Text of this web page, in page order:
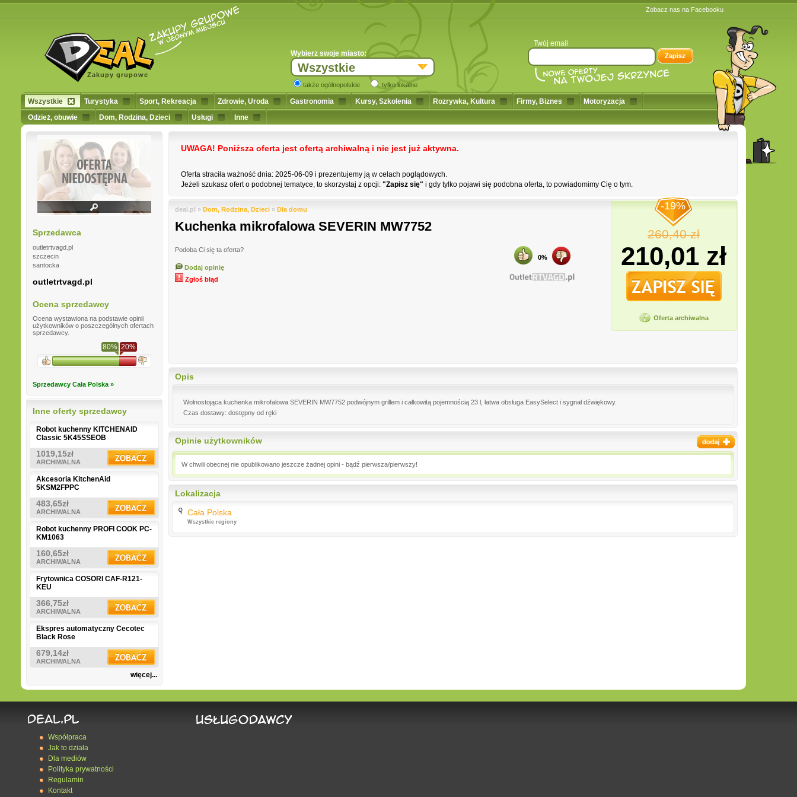
Zakupy grupowe
Wybierz swoje miasto:
Wszystkie
także ogólnopolskie tylko lokalne
Twój email
Zobacz nas na Facebooku
Wszystkie Turystyka Sport, Rekreacja Zdrowie, Uroda Gastronomia Kursy, Szkolenia Rozrywka, Kultura Firmy, Biznes
Motoryzacja
Odzież, obuwie
Dom, Rodzina, Dzieci Usługi Inne
Sprzedawca
outletrtvagd.pl
szczecin
santocka
outletrtvagd.pl
Ocena sprzedawcy
Ocena wystawiona na podstawie opinii
użytkowników o poszczególnych ofertach
sprzedawcy.
80% 20%
Sprzedawcy Cała Polska »
Inne oferty sprzedawcy
Robot kuchenny KITCHENAID
Classic 5K45SSEOB
1019,15zł
ARCHIWALNA
Akcesoria KitchenAid
5KSM2FPPC
483,65zł
ARCHIWALNA
Robot kuchenny PROFI COOK PC-
KM1063
160,65zł
ARCHIWALNA
Frytownica COSORI CAF-R121-
KEU
366,75zł
ARCHIWALNA
Ekspres automatyczny Cecotec
Black Rose
679,14zł
ARCHIWALNA
więcej...
UWAGA! Poniższa oferta jest ofertą archiwalną i nie jest już aktywna.
Oferta straciła ważność dnia: 2025-06-09 i prezentujemy ją w celach poglądowych.
Jeżeli szukasz ofert o podobnej tematyce, to skorzystaj z opcji: "Zapisz się" i gdy tylko pojawi się podobna oferta, to powiadomimy Cię o tym.
deal.pl » Dom, Rodzina, Dzieci » Dla domu
Kuchenka mikrofalowa SEVERIN MW7752
Podoba Ci się ta oferta?
Dodaj opinię
Zgłoś błąd
0%
-19%
260,40 zł
210,01 zł
Oferta archiwalna
Opis
Wolnostojąca kuchenka mikrofalowa SEVERIN MW7752 podwójnym grillem i całkowitą pojemnością 23 l, łatwa obsługa EasySelect i sygnał dźwiękowy.
Czas dostawy: dostępny od ręki
Opinie użytkowników
W chwili obecnej nie opublikowano jeszcze żadnej opini - bądź pierwsza/pierwszy!
Lokalizacja
Cała Polska
Wszystkie regiony
Współpraca
Jak to działa
Dla mediów
Polityka prywatności
Regulamin
Kontakt